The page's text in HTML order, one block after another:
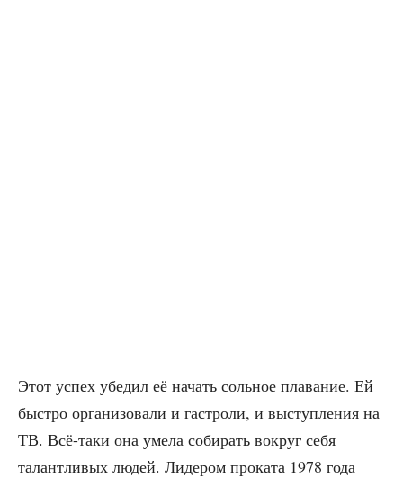
Этот успех убе­дил её начать соль­ное пла­ва­ние. Ей
быст­ро орга­ни­зо­ва­ли и гастро­ли, и выступ­ле­ния на
ТВ. Всё-таки она уме­ла соби­рать вокруг себя
талант­ли­вых людей. Лиде­ром про­ка­та 1978 года